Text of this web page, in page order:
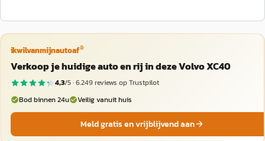
ikwilvanmijnautoaf®
Verkoop je huidige auto en rij in deze Volvo XC40
4,3/5 ·6.249reviews op Trustpilot
Bod binnen 24u
Veilig vanuit huis
Meld gratis en vrijblijvend aan